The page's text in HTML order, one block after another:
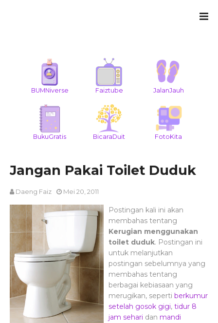
BUMNiverse Faiztube JalanJauh
BukuGratis BicaraDuit FotoKita
Jangan Pakai Toilet Duduk
Daeng Faiz Mei 20, 2011
Postingan kali ini akan
membahas tentang
Kerugian menggunakan
toilet duduk. Postingan ini
untuk melanjutkan
postingan sebelumnya yang
membahas tentang
berbagai kebiasaan yang
merugikan, seperti berkumur
setelah gosok gigi, tidur 8
jam sehari dan mandi